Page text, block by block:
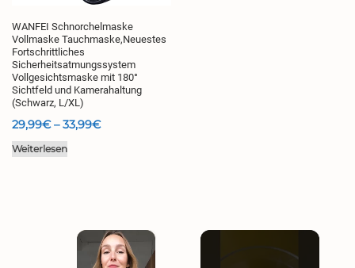
WANFEI Schnorchelmaske
Vollmaske Tauchmaske,Neuestes
Fortschrittliches
Sicherheitsatmungssystem
Vollgesichtsmaske mit 180°
Sichtfeld und Kamerahaltung
(Schwarz, L/XL)
29,99€ –33,99€Preisspanne:
Weiterlesen
×